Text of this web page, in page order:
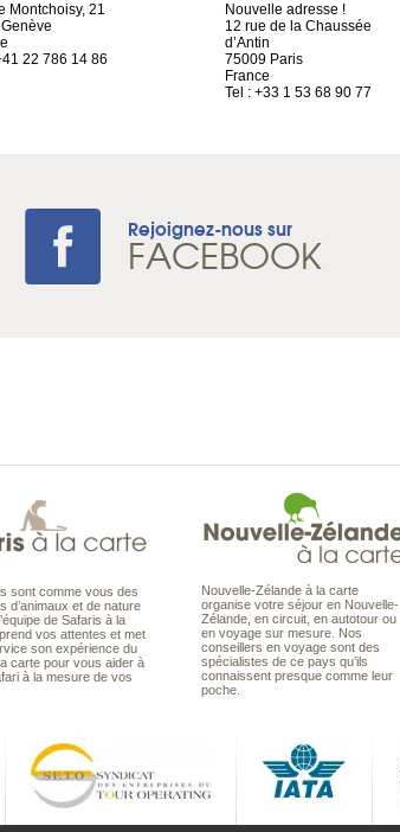
Montchoisy, 21
22 786 14 86
Nouvelle adresse !
12 rue de la Chaussée
d’Antin
75009 Paris
France
Tel : +33 1 53 68 90 77
Rejoignez-nous sur
FACEBOOK
sont comme vous des
d’animaux et de nature
de Safaris à la
vos attentes et met
son expérience du
carte pour vous aider à
à la mesure de vos
Nouvelle-Zélande à la carte
organise votre séjour en Nouvelle-
Zélande, en circuit, en autotour ou
en voyage sur mesure. Nos
conseillers en voyage sont des
spécialistes de ce pays qu’ils
connaissent presque comme leur
poche.